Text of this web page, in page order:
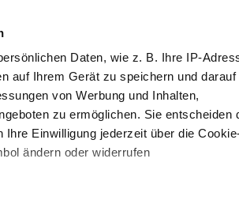
Daten, wie z. B. Ihre IP-
auf Ihrem Gerät zu speichern und
von Werbung und Inhalten,
zu ermöglichen. Sie entscheiden
Einwilligung jederzeit über die
ändern oder widerrufen